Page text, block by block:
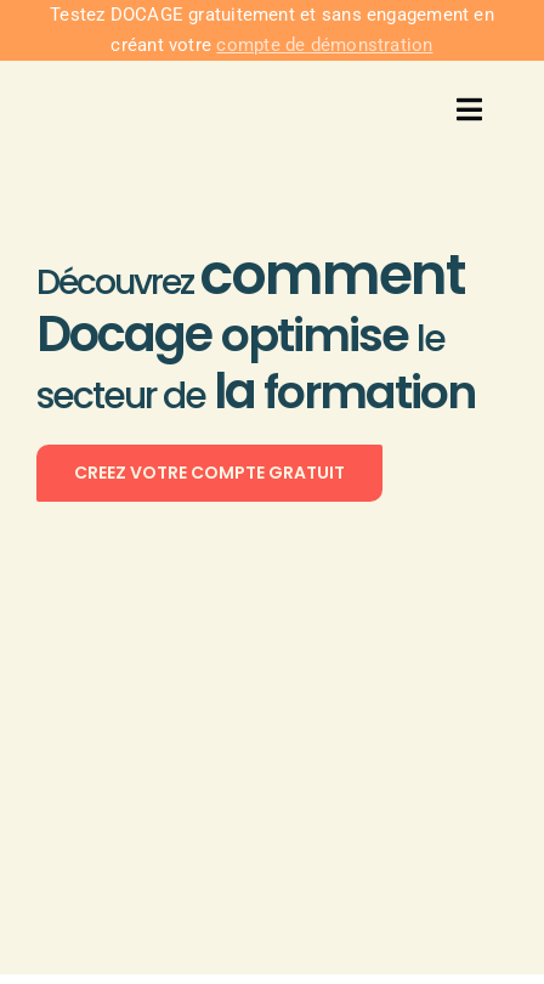
PasserTestez DOCAGE gratuitement et sans engagement en
créant votrecompte de démonstration
Nous
Tarifs
Découvrezcomment
Docageoptimisele
secteur de laformation
CREEZ VOTRE COMPTE GRATUIT